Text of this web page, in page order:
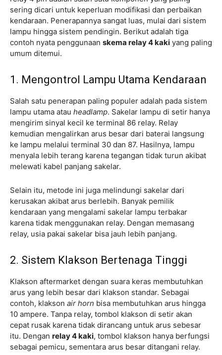
sering dicari untuk keperluan modifikasi dan perbaikan
kendaraan. Penerapannya sangat luas, mulai dari sistem
lampu hingga sistem pendingin. Berikut adalah tiga
contoh nyata penggunaan skema relay 4 kaki yang paling
umum ditemui.
1. Mengontrol Lampu Utama Kendaraan
Salah satu penerapan paling populer adalah pada sistem
lampu utama atau headlamp. Sakelar lampu di setir hanya
mengirim sinyal kecil ke terminal 86 relay. Relay
kemudian mengalirkan arus besar dari baterai langsung
ke lampu melalui terminal 30 dan 87. Hasilnya, lampu
menyala lebih terang karena tegangan tidak turun akibat
melewati kabel panjang sakelar.
Selain itu, metode ini juga melindungi sakelar dari
kerusakan akibat arus berlebih. Banyak pemilik
kendaraan yang mengalami sakelar lampu terbakar
karena tidak menggunakan relay. Dengan memasang
relay, usia pakai sakelar bisa jauh lebih panjang.
2. Sistem Klakson Bertenaga Tinggi
Klakson aftermarket dengan suara keras membutuhkan
arus yang lebih besar dari klakson standar. Sebagai
contoh, klakson air horn bisa membutuhkan arus hingga
10 ampere. Tanpa relay, tombol klakson di setir akan
cepat rusak karena tidak dirancang untuk arus sebesar
itu. Dengan relay 4 kaki, tombol klakson hanya berfungsi
sebagai pemicu, sementara arus besar ditangani relay.